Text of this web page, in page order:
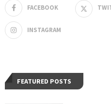
FACEBOOK
INSTAGRAM
FEATURED POSTS